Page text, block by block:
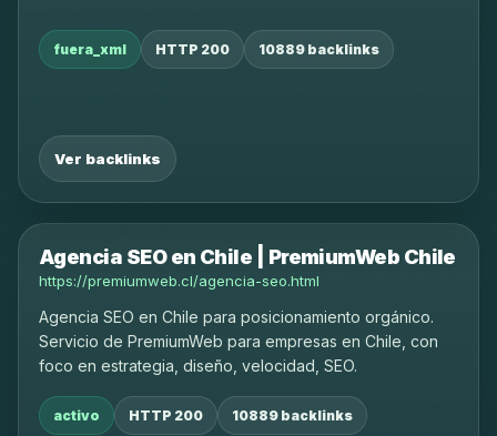
fuera_xml HTTP 200 10889 backlinks
Ver backlinks
Agencia SEO en Chile | PremiumWeb Chile
https://premiumweb.cl/agencia-seo.html
Agencia SEO en Chile para posicionamiento orgánico.
Servicio de PremiumWeb para empresas en Chile, con
foco en estrategia, diseño, velocidad, SEO.
activo HTTP 200 10889 backlinks